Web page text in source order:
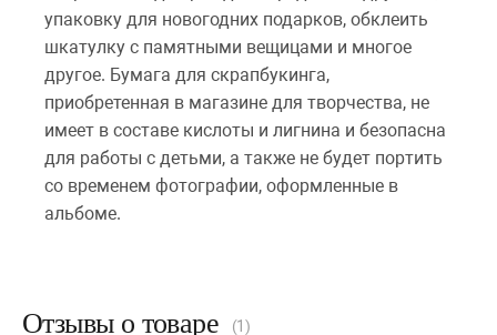
упаковку для новогодних подарков, обклеить
шкатулку с памятными вещицами и многое
другое. Бумага для скрапбукинга,
приобретенная в магазине для творчества, не
имеет в составе кислоты и лигнина и безопасна
для работы с детьми, а также не будет портить
со временем фотографии, оформленные в
альбоме.
Отзывы о товаре (1)